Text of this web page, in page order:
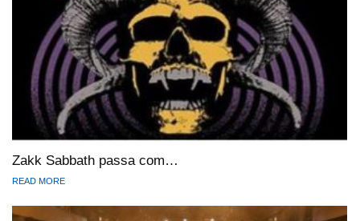
Zakk Sabbath passa com…
READ MORE